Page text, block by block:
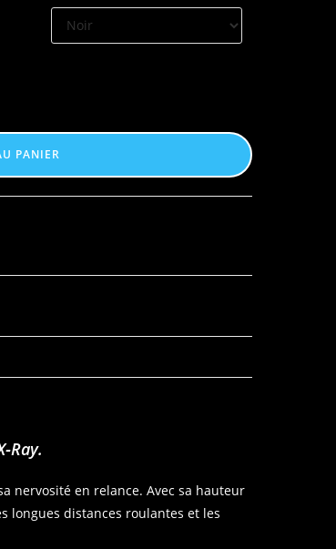
PANIER
nervosité en relance. Avec sa hauteur
longues distances roulantes et les